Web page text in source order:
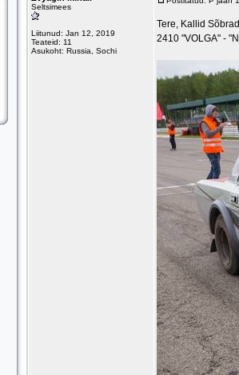
Seltsimees
Liitunud: Jan 12, 2019
Teateid: 11
Asukoht: Russia, Sochi
Tere, Kallid
2410 "VOLGA" -